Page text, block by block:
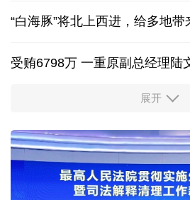
“白海豚”将北上西进，给多地
受贿6798万 一重原副总经理陆
从中国空调热销欧洲，看中国制
二季度中国清洁能源建设景气
服贸会进入倒计时一个月 180
展开